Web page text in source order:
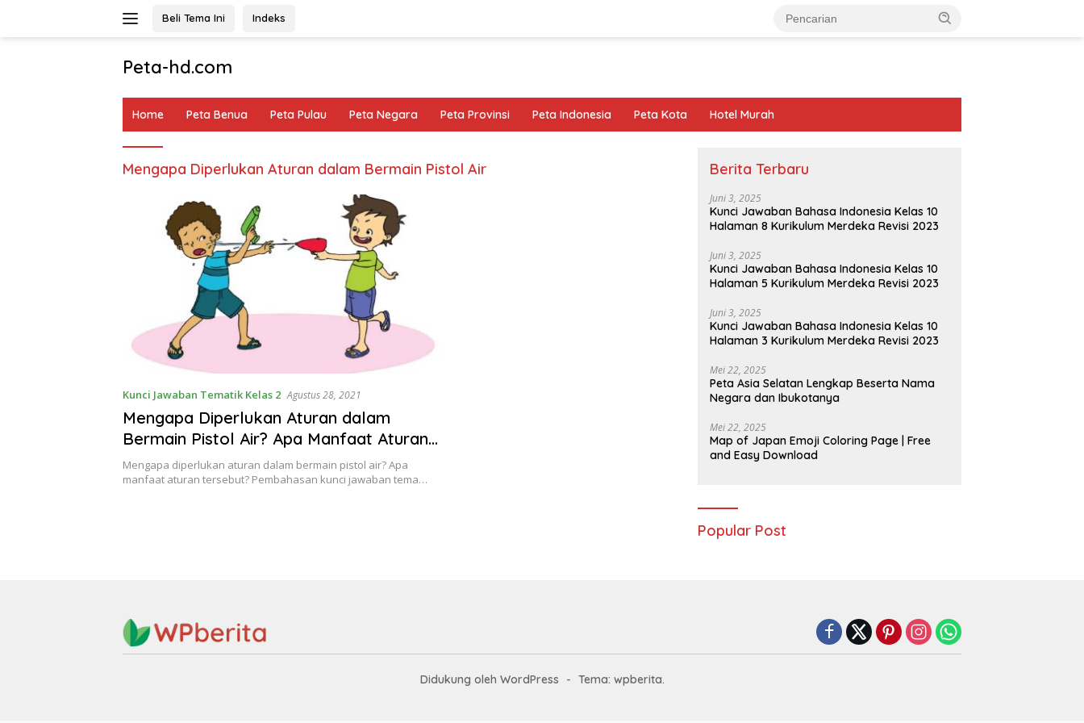
Beli Tema Ini Indeks
Peta-hd.com
Gambar
HD
Home Peta Benua Peta Pulau Peta Negara Peta Provinsi Peta Indonesia Peta Kota Hotel Murah
Mengapa Diperlukan Aturan dalam Bermain Pistol Air
Kunci Jawaban Tematik Kelas 2 Agustus 28, 2021
Mengapa Diperlukan Aturan dalam
Bermain Pistol Air? Apa Manfaat Aturan
Tersebut? Jawaban Soal
Mengapa diperlukan aturan dalam bermain pistol air? Apa
manfaat aturan tersebut? Pembahasan kunci jawaban tema…
Berita Terbaru
Juni 3, 2025
Kunci Jawaban Bahasa Indonesia Kelas 10
Halaman 8 Kurikulum Merdeka Revisi 2023
Juni 3, 2025
Kunci Jawaban Bahasa Indonesia Kelas 10
Halaman 5 Kurikulum Merdeka Revisi 2023
Juni 3, 2025
Kunci Jawaban Bahasa Indonesia Kelas 10
Halaman 3 Kurikulum Merdeka Revisi 2023
Mei 22, 2025
Peta Asia Selatan Lengkap Beserta Nama
Negara dan Ibukotanya
Mei 22, 2025
Map of Japan Emoji Coloring Page | Free
and Easy Download
Popular Post
Didukung oleh WordPress - Tema: wpberita.